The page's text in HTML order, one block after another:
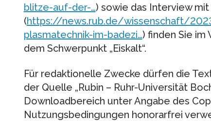
blitze-auf-der-…) sowie das Interview
(https://news.rub.de/wissenschaft/
plasmatechnik-im-badezi…) finden Sie im
dem Schwerpunkt „Eiskalt“.
Für redaktionelle Zwecke dürfen die
der Quelle „Rubin – Ruhr-Universität
Downloadbereich unter Angabe des
Nutzungsbedingungen honorarfrei